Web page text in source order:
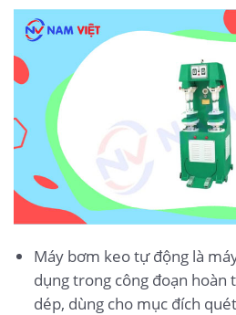
Máy bơm keo tự động là
dụng trong công đoạn hoàn
dép, dùng cho mục đích